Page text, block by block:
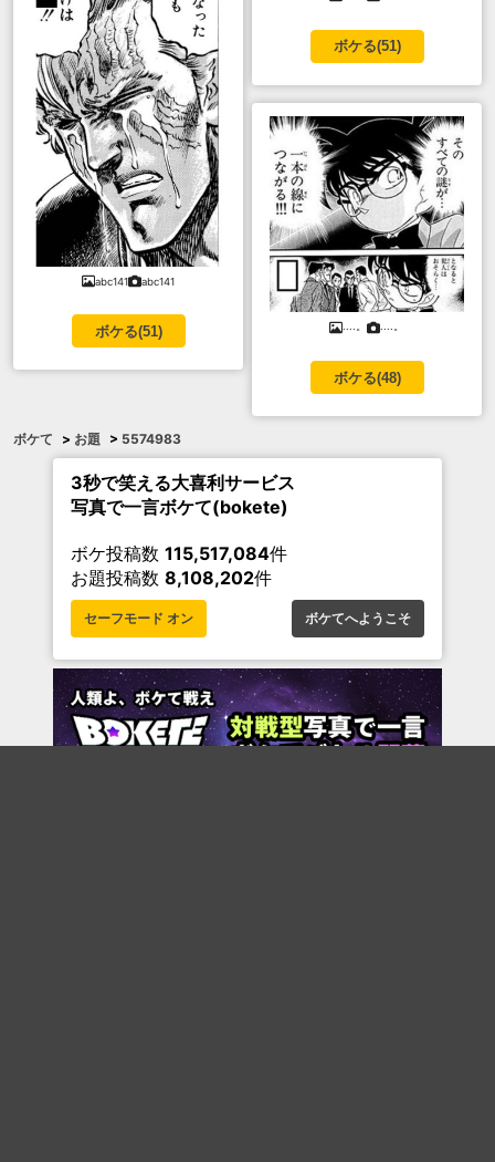
abc141 abc141
ボケる(51)
ボケる(51)
ボケる(48)
ボケて > お題 > 5574983
3秒で笑える大喜利サービス
写真で一言ボケて(bokete)
ボケ投稿数 115,517,084件
お題投稿数 8,108,202件
セーフモード オン ボケてへようこそ